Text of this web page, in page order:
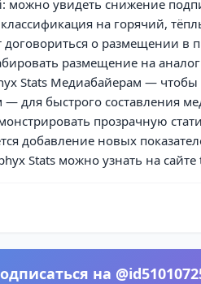
можно увидеть снижение
классификация на горячий,
договориться о размещении в
размещение на
Stats Медиабайерам —
— для быстрого составления
прозрачную
добавление новых
Stats можно узнать на
на